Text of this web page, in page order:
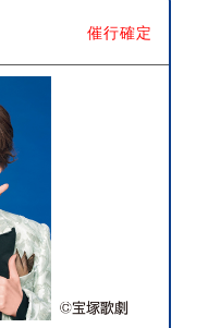
催行確定